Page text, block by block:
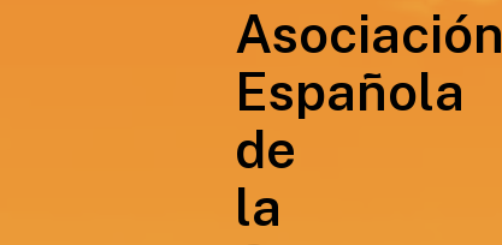
Asociación
Española
de
la